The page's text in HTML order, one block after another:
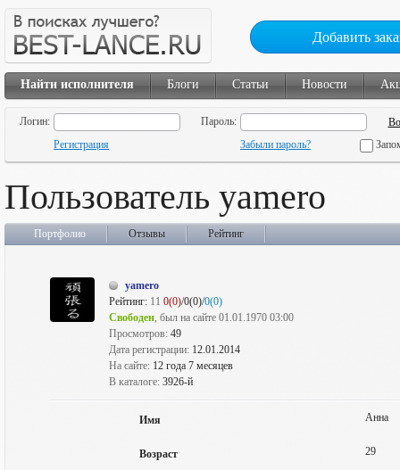
Добавить
Найти исполнителя Блоги Статьи Новости
Логин:
Пароль:
Регистрация
Забыли пароль?
Пользователь yamero
Портфолио Отзывы Рейтинг
yamero
Рейтинг: 11 0(0)/0(0)/0(0)
Свободен, был на сайте 01.01.1970 03:00
Просмотров: 49
Дата регистрации: 12.01.2014
На сайте: 12 года 7 месяцев
В каталоге: 3926-й
Имя Анна
Возраст 29